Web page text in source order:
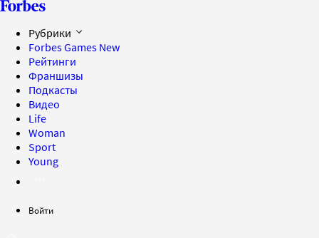
Рубрики
Forbes Games New
Рейтинги
Франшизы
Подкасты
Видео
Life
Woman
Sport
Young
Войти